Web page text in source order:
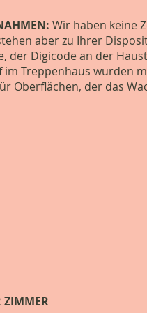
Wir haben keine
aber zu Ihrer
der Digicode an der
Treppenhaus wurden
Oberflächen, der das
ZIMMER